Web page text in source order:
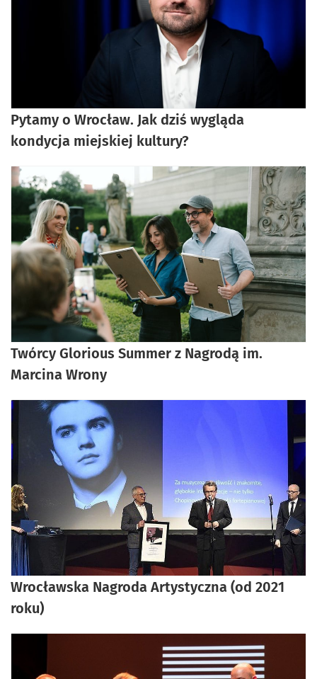
Pytamy o Wrocław. Jak dziś wygląda
kondycja miejskiej kultury?
Twórcy Glorious Summer z Nagrodą im.
Marcina Wrony
Wrocławska Nagroda Artystyczna (od 2021
roku)